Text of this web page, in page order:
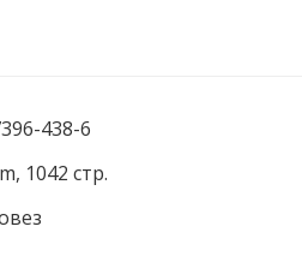
438-6
1042 стр.